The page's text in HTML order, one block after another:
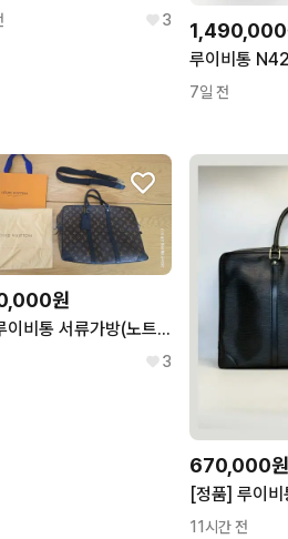
3 1,490,000
7일 전
원
남자 루이비통 서류가방(노트북 수납공간있음)
3
670,000원
11시간 전